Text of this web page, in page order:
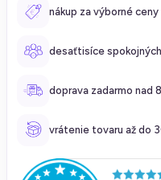
nákup za výborné ceny
desaťtisíce
doprava zadarmo nad
vrátenie tovaru až do